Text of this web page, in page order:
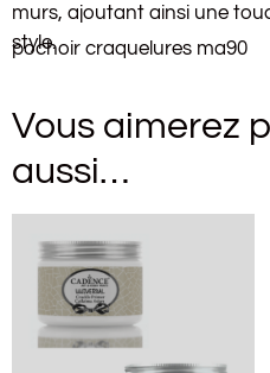
murs, ajoutant ainsi une
style.
pochoir craquelures ma90
Vous aimerez
aussi…